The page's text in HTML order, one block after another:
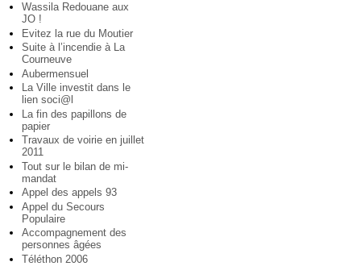
Wassila Redouane aux
JO !
Evitez la rue du Moutier
Suite à l’incendie à La
Courneuve
Aubermensuel
La Ville investit dans le
lien soci@l
La fin des papillons de
papier
Travaux de voirie en juillet
2011
Tout sur le bilan de mi-
mandat
Appel des appels 93
Appel du Secours
Populaire
Accompagnement des
personnes âgées
Téléthon 2006